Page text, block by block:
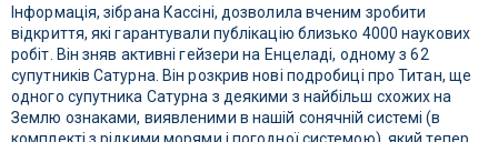
Інформація, зібрана Кассіні, дозволила вченим зробити
відкриття, які гарантували публікацію близько 4000 наукових
робіт. Він зняв активні гейзери на Енцеладі, одному з 62
супутників Сатурна. Він розкрив нові подробиці про Титан, ще
одного супутника Сатурна з деякими з найбільш схожих на
Землю ознаками, виявленими в нашій сонячній системі (в